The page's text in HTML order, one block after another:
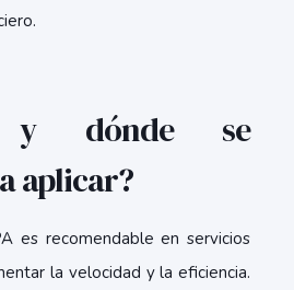
y dónde se
aplicar?
es recomendable en servicios
la velocidad y la eficiencia.